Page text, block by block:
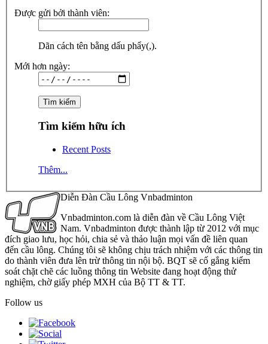
Được gửi bởi thành viên:
Dãn cách tên bằng dấu phẩy(,).
Mới hơn ngày:
Tìm kiếm hữu ích
Recent Posts
Thêm...
Diễn Đàn Cầu Lông Vnbadminton
Vnbadminton.com là diễn đàn về Cầu Lông Việt
Nam. Vnbadminton được thành lập từ 2012 với mục
đích giao lưu, học hỏi, chia sẻ và thảo luận mọi vấn đề liên quan
đến cầu lông. Chúng tôi sẽ không chịu trách nhiệm với các thông tin
do thành viên đưa lên trừ thông tin nội bộ. BQT sẽ cố gắng kiểm
soát chặt chẽ các luồng thông tin Website đang hoạt động thử
nghiệm, chờ giấy phép MXH của Bộ TT & TT.
Follow us